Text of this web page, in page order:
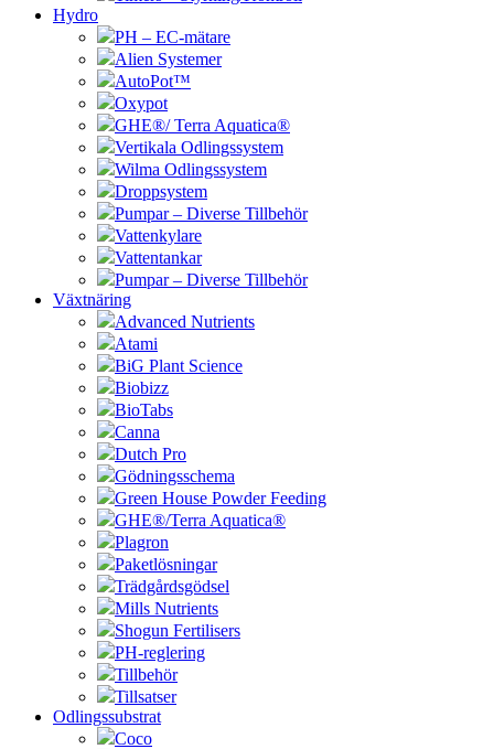
Hydro
PH – EC-mätare
Alien Systemer
AutoPot™
Oxypot
GHE®/ Terra Aquatica®
Vertikala Odlingssystem
Wilma Odlingssystem
Droppsystem
Pumpar – Diverse Tillbehör
Vattenkylare
Vattentankar
Pumpar – Diverse Tillbehör
Växtnäring
Advanced Nutrients
Atami
BiG Plant Science
Biobizz
BioTabs
Canna
Dutch Pro
Gödningsschema
Green House Powder Feeding
GHE®/Terra Aquatica®
Plagron
Paketlösningar
Trädgårdsgödsel
Mills Nutrients
Shogun Fertilisers
PH-reglering
Tillbehör
Tillsatser
Odlingssubstrat
Coco